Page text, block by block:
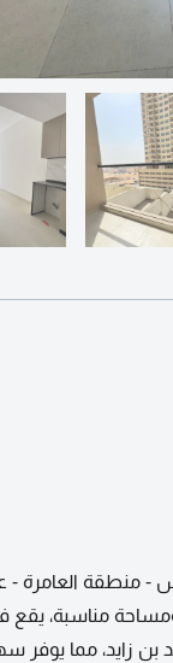
- منطقة العامرة
مناسبة، يقع
زايد، مما يوفر